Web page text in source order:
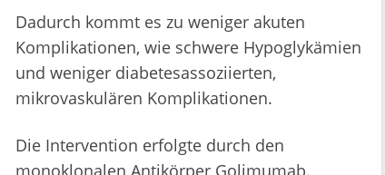
Dadurch kommt es zu weniger akuten
Komplikationen, wie schwere Hypoglykämien
und weniger diabetesassoziierten,
mikrovaskulären Komplikationen.
Die Intervention erfolgte durch den